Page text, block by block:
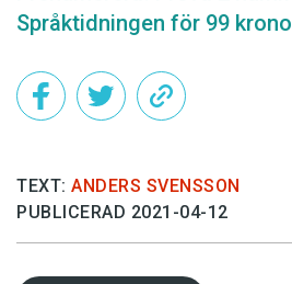
Språktidningen för 99
TEXT: ANDERS SVENSSON
PUBLICERAD 2021-04-12